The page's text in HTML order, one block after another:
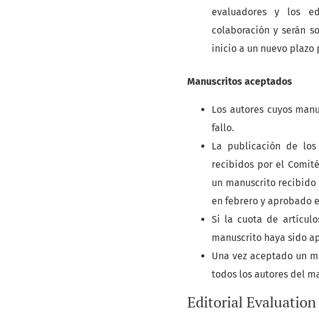
evaluadores y los
colaboración y serán
inicio a un nuevo
Manuscritos aceptados
Los autores cuyos
fallo.
La publicación de
recibidos por el
un manuscrito
en febrero y aprobado
Si la cuota de
manuscrito haya sido
Una vez aceptado un
todos los autores del
Editorial Evaluation